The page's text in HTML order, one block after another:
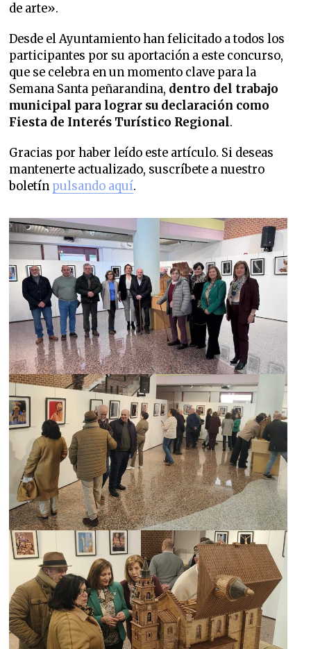
de arte».
Desde el Ayuntamiento han felicitado a todos los
participantes por su aportación a este concurso,
que se celebra en un momento clave para la
Semana Santa peñarandina, dentro del trabajo
municipal para lograr su declaración como
Fiesta de Interés Turístico Regional.
Gracias por haber leído este artículo. Si deseas
mantenerte actualizado, suscríbete a nuestro
boletín pulsando aquí.